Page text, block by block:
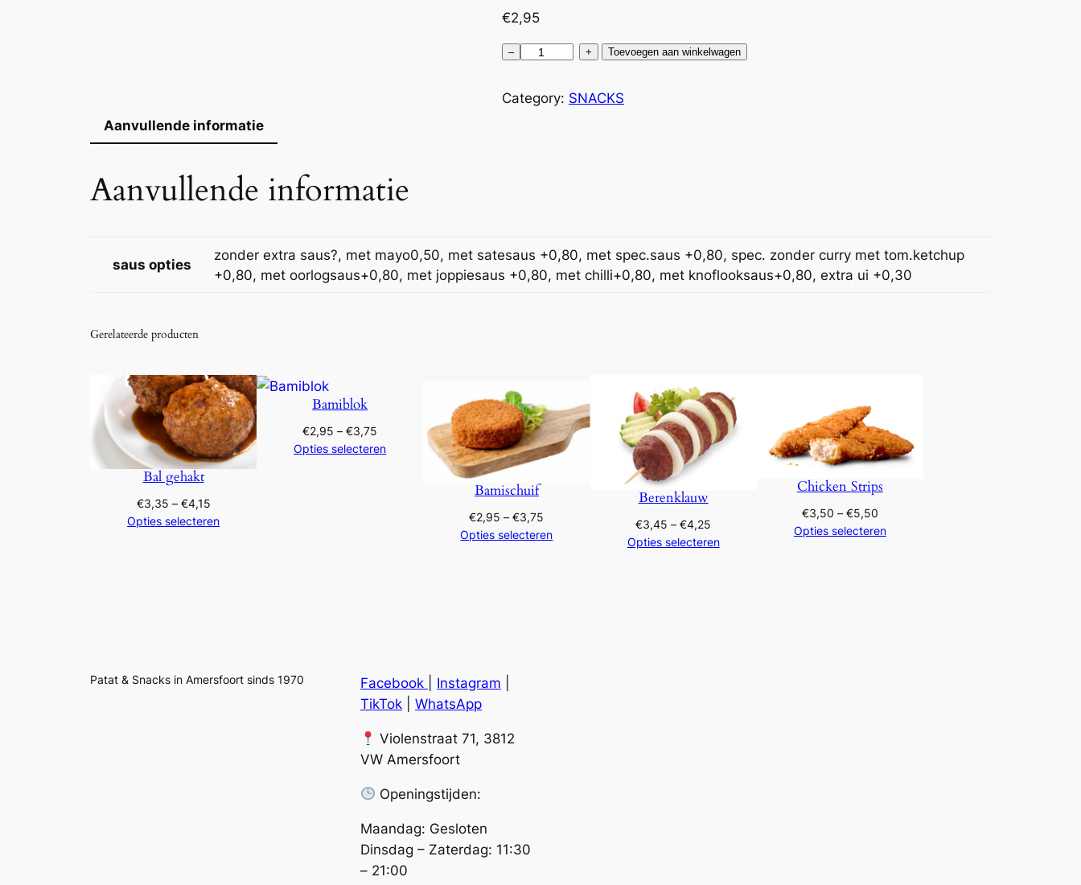
t
5
€2,95
–
G
u
o
k
e
a
l
+ Toevoegen aan winkelwagen
Category: SNACKS
Aanvullende informatie
Aanvullende informatie
saus opties
zonder extra saus?, met mayo0,50, met satesaus +0,80, met spec.saus +0,80, spec. zonder curry met tom.ketchup
+0,80, met oorlogsaus+0,80, met joppiesaus +0,80, met chilli+0,80, met knoflooksaus+0,80, extra ui +0,30
Gerelateerde producten
Bal gehakt
€3,35 – €4,15Prijsklasse:
€3,35
Opties selecteren
Bamiblok
€2,95 – €3,75 Prijsklasse:
€2,95
Opties selecteren
Bamischuif
€2,95 – €3,75
€2,95
Opties selecteren
Berenklauw
€3,45 – €4,25
€3,45
Opties selecteren
Chicken Strips
€3,50 – €5,50Prijsklasse:
€3,50
Opties selecteren
Patat & Snacks in Amersfoort sinds 1970 Facebook Instagram
TikTok
WhatsApp
Violenstraat 71, 3812
VW Amersfoort
Openingstijden:
Maandag: Gesloten
Dinsdag – Zaterdag: 11:30
– 21:00